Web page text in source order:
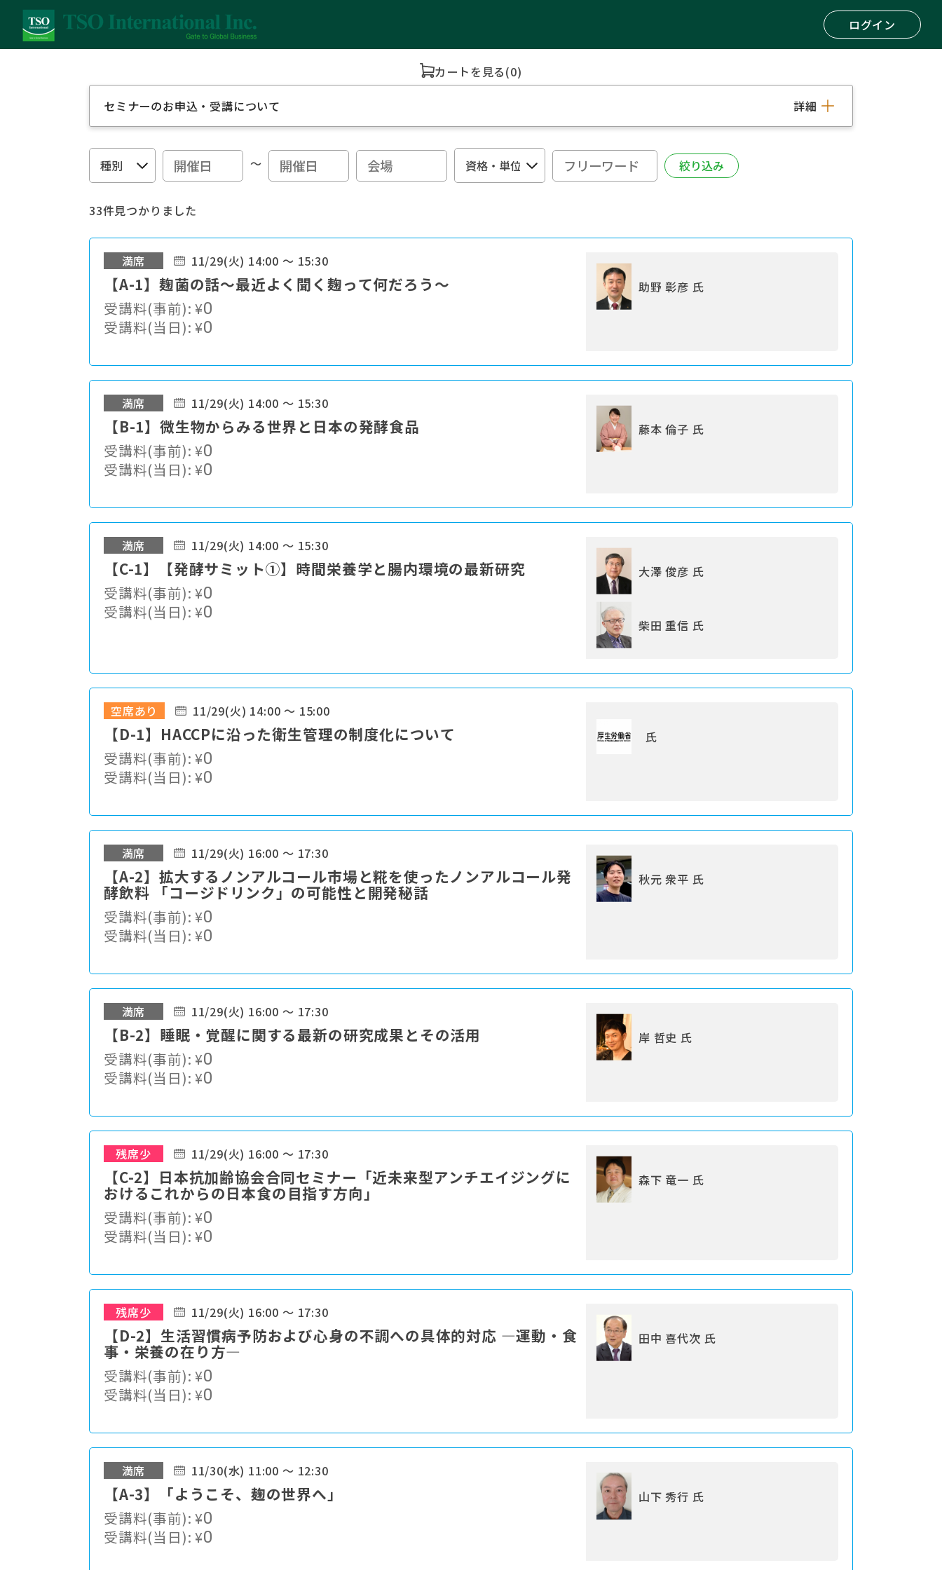
ログイン
カートを見る(0)
セミナーのお申込・受講について 詳細
～
33件見つかりました
満席 11/29(火) 14:00 ～ 15:30
【A-1】麹菌の話～最近よく聞く麹って何だろう～
受講料(事前):¥0
受講料(当日):¥0
助野 彰彦 氏
満席 11/29(火) 14:00 ～ 15:30
【B-1】微生物からみる世界と日本の発酵食品
受講料(事前):¥0
受講料(当日):¥0
藤本 倫子 氏
満席 11/29(火) 14:00 ～ 15:30
【C-1】【発酵サミット①】時間栄養学と腸内環境の最新研究
受講料(事前):¥0
受講料(当日):¥0
大澤 俊彦 氏
柴田 重信 氏
空席あり 11/29(火) 14:00 ～ 15:00
【D-1】HACCPに沿った衛生管理の制度化について
受講料(事前):¥0
受講料(当日):¥0
氏
満席 11/29(火) 16:00 ～ 17:30
【A-2】拡大するノンアルコール市場と糀を使ったノンアルコール発
酵飲料 「コージドリンク」の可能性と開発秘話
受講料(事前):¥0
受講料(当日):¥0
秋元 衆平 氏
満席 11/29(火) 16:00 ～ 17:30
【B-2】睡眠・覚醒に関する最新の研究成果とその活用
受講料(事前):¥0
受講料(当日):¥0
岸 哲史 氏
残席少 11/29(火) 16:00 ～ 17:30
【C-2】日本抗加齢協会合同セミナー「近未来型アンチエイジングに
おけるこれからの日本食の目指す方向」
受講料(事前):¥0
受講料(当日):¥0
森下 竜一 氏
残席少 11/29(火) 16:00 ～ 17:30
【D-2】生活習慣病予防および心身の不調への具体的対応 ―運動・食
事・栄養の在り方―
受講料(事前):¥0
受講料(当日):¥0
田中 喜代次 氏
満席 11/30(水) 11:00 ～ 12:30
【A-3】「ようこそ、麹の世界へ」
受講料(事前):¥0
受講料(当日):¥0
山下 秀行 氏